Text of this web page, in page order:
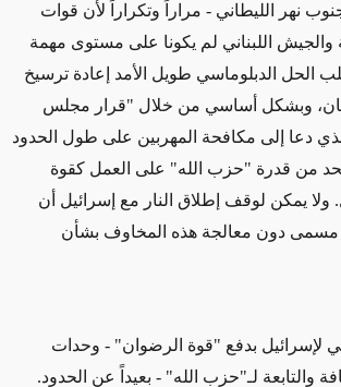
نهر الليطاني - مراراً وتكراراً لأن قوات
والجيش اللبناني لم يكونا على مستوى مهمة
الحل الدبلوماسي طويل الأمد إعادة ترسيخ
وبشكل أساسي من خلال "قرار مجلس
رقم 1559"، الذي دعا إلى مكافحة المهربين على طول الحدود
والحد من قدرة "حزب الله" على العمل كقوة
يمكن لوقف إطلاق النار مع إسرائيل أن
مسمى دون معالجة هذه المخاوف بشأن
لإسرائيل بدفع "قوة الرضوان" - وحدات
والتابعة لـ"حزب الله" - بعيداً عن الحدود.